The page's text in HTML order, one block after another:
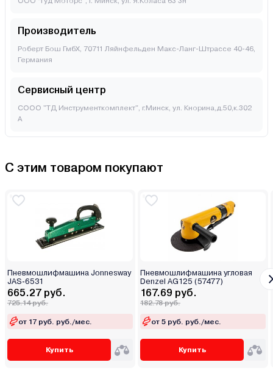
Производитель
Роберт Бош ГмбХ, 70711 Ляйнфельден Макс-Ланг-Штрассе 40-46,
Германия
Сервисный центр
СООО "ТД Инструменткомплект", г.Минск, ул. Кнорина,д.50,к.302
А
С этим товаром покупают
Пневмошлифмашина Jonnesway
JAS-6531
665.27 руб.
725.14 руб.
от 17 руб. руб./мес.
Купить
Пневмошлифмашина угловая
Denzel AG125 (57477)
167.69 руб.
182.78 руб.
от 5 руб. руб./мес.
Купить